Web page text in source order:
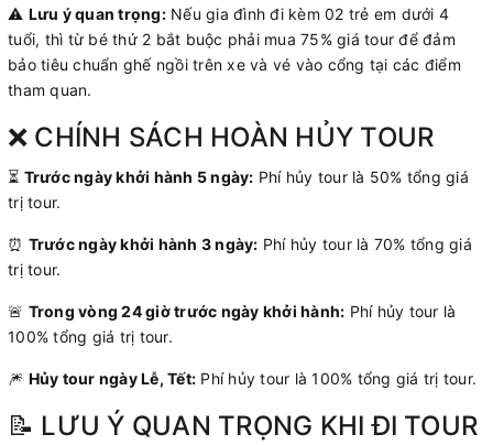
⚠️ Lưu ý quan trọng:Nếu gia đình đi kèm 02 trẻ em dưới 4
tuổi, thì từ bé thứ 2 bắt buộc phải mua 75% giá tour để đảm
bảo tiêu chuẩn ghế ngồi trên xe và vé vào cổng tại các điểm
tham quan.
❌ CHÍNH SÁCH HOÀN HỦY TOUR
⏳ Trước ngày khởi hành 5 ngày: Phí hủy tour là 50% tổng giá
trị tour.
⏰ Trước ngày khởi hành 3 ngày: Phí hủy tour là 70% tổng giá
trị tour.
🚨 Trong vòng 24 giờ trước ngày khởi hành: Phí hủy tour là
100% tổng giá trị tour.
🎆 Hủy tour ngày Lễ, Tết: Phí hủy tour là 100% tổng giá trị tour.
📝 LƯU Ý QUAN TRỌNG KHI ĐI TOUR